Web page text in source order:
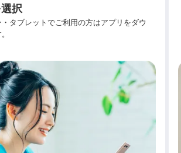
択
タブレットでご利用の方はアプリをダウ